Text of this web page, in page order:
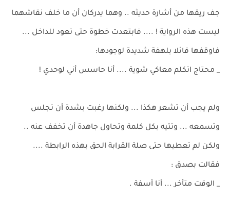
جف ريقها من أشارة حديثه .. وهما يدركان أن ما خلف نقاشهما
ليست هذه الرواية ! .... فابتعدت خطوة حتى تعود للداخل ...
فاوقفها قائلا بلهفة شديدة لوجودها:
_ محتاج اتكلم معاكي شوية .... أنا حاسس أني لوحدي !
ولم يجب أن تشعر هكذا ... ولكنها رغبت بشدة أن تجلس
وتسمعه ... وتتيه بكل كلمة وتحاول جاهدة أن تخفف عنه ..
ولكن لم تعطيها حتى صلة القرابة الحق بهذه الرابطة ....
فقالت بصدق :
_ الوقت متأخر ... أنا أسفة .